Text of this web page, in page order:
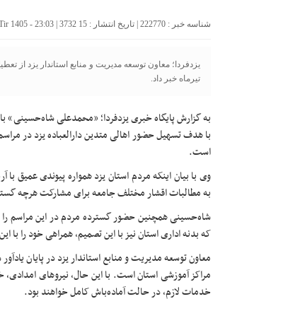
شناسه خبر : 222770 | تاریخ انتشار : 15 Tir 1405 - 23:03 | 3732 بازدید | تعداد دیدگاه :
تیرماه خبر داد.
به گزارش پایگاه خبری یزدفردا؛ «محمدعلی
با هدف تسهیل حضور اهالی متدین دارالعباده یزد در
است.
وی با بیان اینکه مردم استان یزد همواره پیوندی عمیق
به مطالبات اقشار مختلف جامعه برای مشارکت هرچه
شاه‌حسینی همچنین حضور گسترده مردم در این مراسم را
که بدنه اداری استان نیز با این تصمیم، همراهی خود را
معاون توسعه مدیریت و منابع استاندار یزد در پایان
مراکز آموزشی استان است. با این حال، نیروهای امدادی،
خدمات لازم، در حالت آماده‌باش کامل خواهند بود.